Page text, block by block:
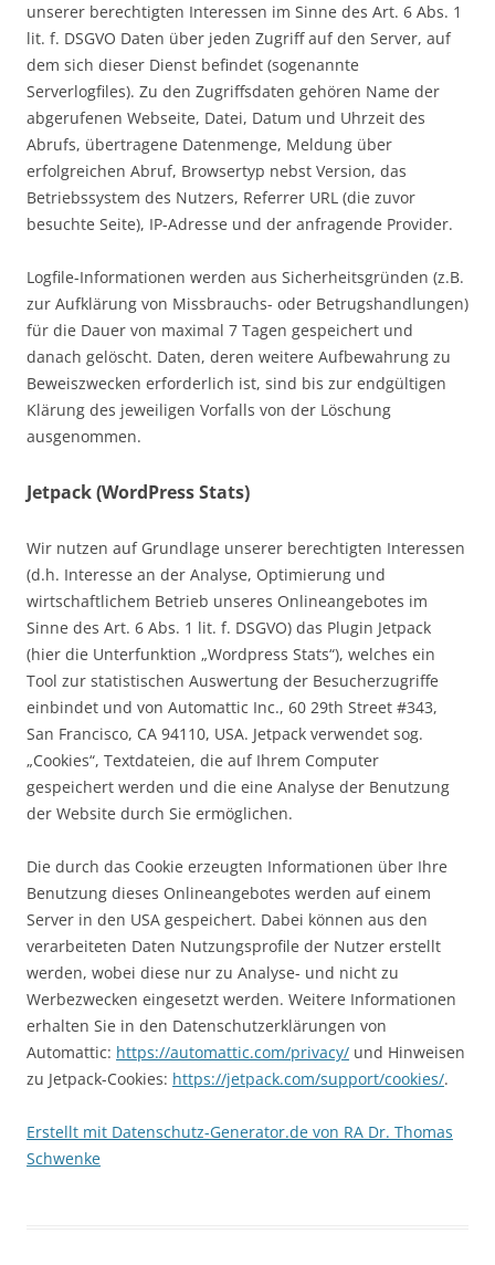
unserer berechtigten Interessen im Sinne des Art. 6 Abs. 1
lit. f. DSGVO Daten über jeden Zugriff auf den Server, auf
dem sich dieser Dienst befindet (sogenannte
Serverlogfiles). Zu den Zugriffsdaten gehören Name der
abgerufenen Webseite, Datei, Datum und Uhrzeit des
Abrufs, übertragene Datenmenge, Meldung über
erfolgreichen Abruf, Browsertyp nebst Version, das
Betriebssystem des Nutzers, Referrer URL (die zuvor
besuchte Seite), IP-Adresse und der anfragende Provider.
Logfile-Informationen werden aus Sicherheitsgründen (z.B.
zur Aufklärung von Missbrauchs- oder Betrugshandlungen)
für die Dauer von maximal 7 Tagen gespeichert und
danach gelöscht. Daten, deren weitere Aufbewahrung zu
Beweiszwecken erforderlich ist, sind bis zur endgültigen
Klärung des jeweiligen Vorfalls von der Löschung
ausgenommen.
Jetpack (WordPress Stats)
Wir nutzen auf Grundlage unserer berechtigten Interessen
(d.h. Interesse an der Analyse, Optimierung und
wirtschaftlichem Betrieb unseres Onlineangebotes im
Sinne des Art. 6 Abs. 1 lit. f. DSGVO) das Plugin Jetpack
(hier die Unterfunktion „Wordpress Stats“), welches ein
Tool zur statistischen Auswertung der Besucherzugriffe
einbindet und von Automattic Inc., 60 29th Street #343,
San Francisco, CA 94110, USA. Jetpack verwendet sog.
„Cookies“, Textdateien, die auf Ihrem Computer
gespeichert werden und die eine Analyse der Benutzung
der Website durch Sie ermöglichen.
Die durch das Cookie erzeugten Informationen über Ihre
Benutzung dieses Onlineangebotes werden auf einem
Server in den USA gespeichert. Dabei können aus den
verarbeiteten Daten Nutzungsprofile der Nutzer erstellt
werden, wobei diese nur zu Analyse- und nicht zu
Werbezwecken eingesetzt werden. Weitere Informationen
erhalten Sie in den Datenschutzerklärungen von
Automattic: https://automattic.com/privacy/ und Hinweisen
zu Jetpack-Cookies: https://jetpack.com/support/cookies/.
Erstellt mit Datenschutz-Generator.de von RA Dr. Thomas
Schwenke